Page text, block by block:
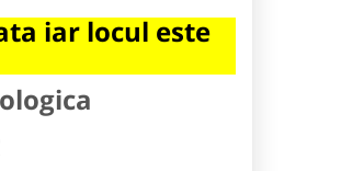
iar locul este